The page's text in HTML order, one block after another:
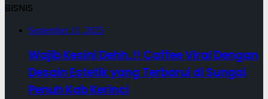
BISNIS
September 11, 2025
Wajib Kesini Dehh..!! Caffee Viral Dengan
Desain Estetik yang Terbarui di Sungai
Penuh Kab Kerinci